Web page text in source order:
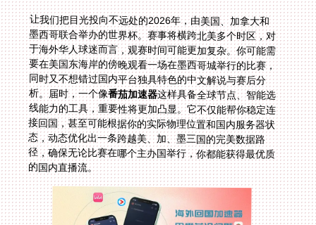
让我们把目光投向不远处的2026年，由美国、加拿大和
墨西哥联合举办的世界杯。赛事将横跨北美多个时区，对
于海外华人球迷而言，观赛时间可能更加复杂。你可能需
要在美国东海岸的傍晚观看一场在墨西哥城举行的比赛，
同时又不想错过国内平台独具特色的中文解说与赛后分
析。届时，一个像番茄加速器这样具备全球节点、智能选
线能力的工具，重要性将更加凸显。它不仅能帮你稳定连
接回国，甚至可能根据你的实际物理位置和国内服务器状
态，动态优化出一条跨越美、加、墨三国的完美数据路
径，确保无论比赛在哪个主办国举行，你都能获得最优质
的国内直播流。